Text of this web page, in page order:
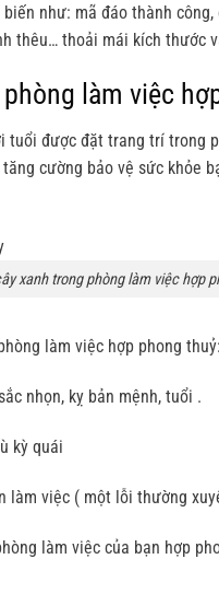
như: mã đáo thành
thêu… thoải mái kích thước
làm việc
tuổi được đặt trang trí trong
cường bảo vệ sức
xanh trong phòng làm việc hợp
làm việc hợp phong thuỷ:
nhọn, kỵ bản mệnh, tuổi .
kỳ quái
làm việc ( một lỗi thường
làm việc của bạn hợp